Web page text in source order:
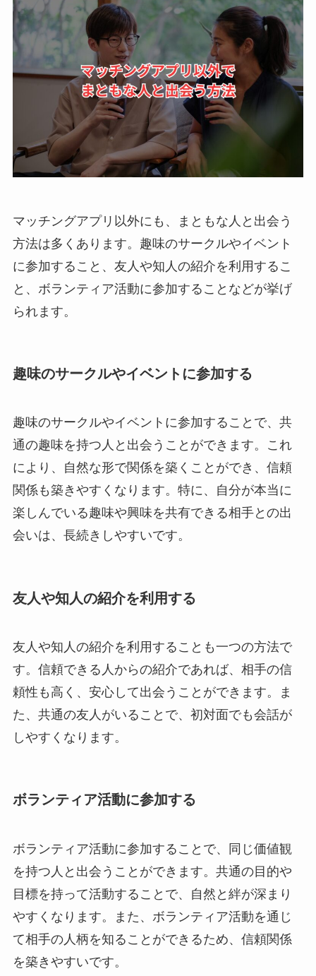
マッチングアプリ以外にも、まともな人と出会う
方法は多くあります。趣味のサークルやイベント
に参加すること、友人や知人の紹介を利用するこ
と、ボランティア活動に参加することなどが挙げ
られます。
趣味のサークルやイベントに参加する
趣味のサークルやイベントに参加することで、共
通の趣味を持つ人と出会うことができます。これ
により、自然な形で関係を築くことができ、信頼
関係も築きやすくなります。特に、自分が本当に
楽しんでいる趣味や興味を共有できる相手との出
会いは、長続きしやすいです。
友人や知人の紹介を利用する
友人や知人の紹介を利用することも一つの方法で
す。信頼できる人からの紹介であれば、相手の信
頼性も高く、安心して出会うことができます。ま
た、共通の友人がいることで、初対面でも会話が
しやすくなります。
ボランティア活動に参加する
ボランティア活動に参加することで、同じ価値観
を持つ人と出会うことができます。共通の目的や
目標を持って活動することで、自然と絆が深まり
やすくなります。また、ボランティア活動を通じ
て相手の人柄を知ることができるため、信頼関係
を築きやすいです。